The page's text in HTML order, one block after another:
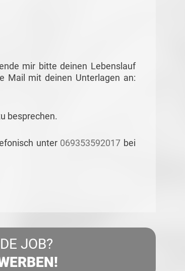
mir bitte deinen Lebenslauf
Mail mit deinen Unterlagen an:
besprechen.
unter 069353592017 bei
JOB?